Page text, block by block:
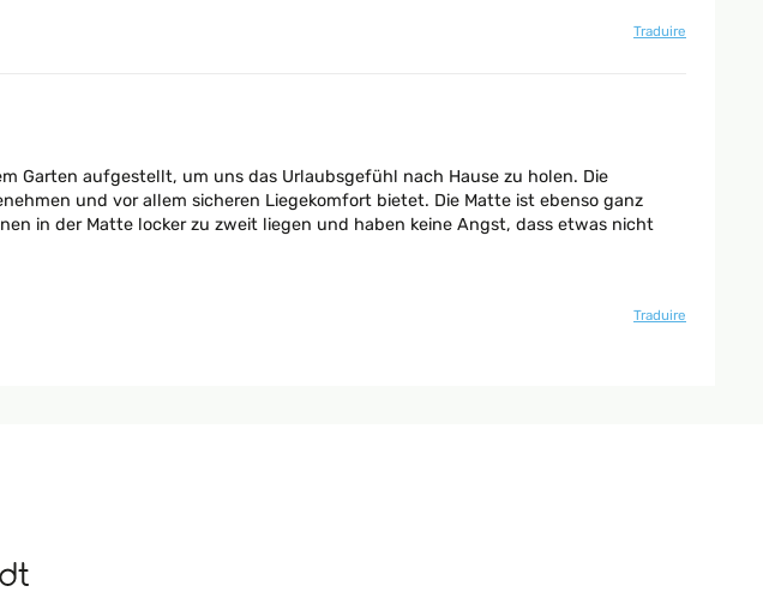
Traduire
Garten aufgestellt, um uns das Urlaubsgefühl nach Hause zu holen. Die
und vor allem sicheren Liegekomfort bietet. Die Matte ist ebenso ganz
in der Matte locker zu zweit liegen und haben keine Angst, dass etwas nicht
Traduire